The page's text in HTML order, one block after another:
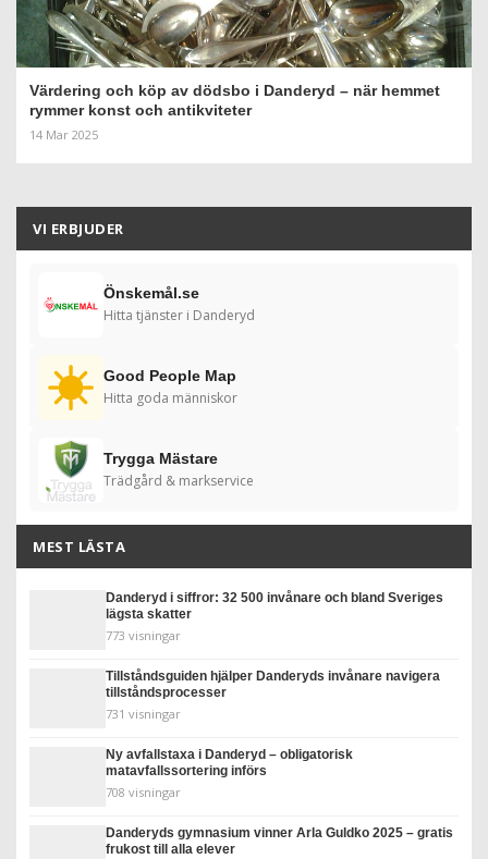
Värdering och köp av dödsbo i Danderyd – när hemmet
rymmer konst och antikviteter
14 Mar 2025
VI ERBJUDER
Önskemål.se
Hitta tjänster i Danderyd
Good People Map
Hitta goda människor
Trygga Mästare
Trädgård & markservice
MEST LÄSTA
Danderyd i siffror: 32 500 invånare och bland Sveriges
lägsta skatter
773 visningar
Tillståndsguiden hjälper Danderyds invånare navigera
tillståndsprocesser
731 visningar
Ny avfallstaxa i Danderyd – obligatorisk
matavfallssortering införs
708 visningar
Danderyds gymnasium vinner Arla Guldko 2025 – gratis
frukost till alla elever